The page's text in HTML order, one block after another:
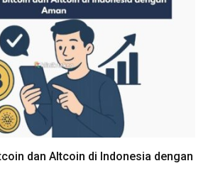
dan Altcoin di Indonesia dengan